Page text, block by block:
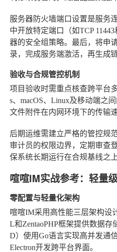
服务器防火墙端口设置是服务
中开放特定端口（如TCP
器的安全组策略。最后，将申
录，完成服务端激活，再生成
验收与合规管控机制
项目验收时需重点核查跨平台
s、macOS、Linux及移动端之
文件附件在内网环境下的传输
后期运维需建立严格的管控规
审计员的权限边界，定期审查
保系统长期运行在合规基线之上
喧喧IM实战参考：轻量
零配置与轻量化架构
喧喧IM采用高性能三层架构设
L和ZentaoPHP框架提供数据
D）使用Go语言实现高并发通
Electron开发跨平台界面。